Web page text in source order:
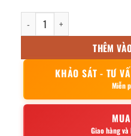
Rổ inox sâu lòng 20cm số lượng
THÊM
KHẢO SÁT - TƯ
Miễn
Giao hàng